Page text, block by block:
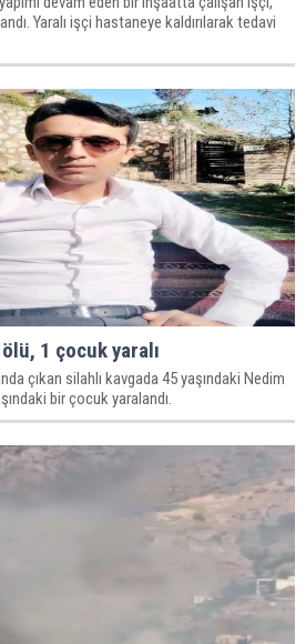
Yaralı işçi hastaneye kaldırılarak tedavi
1 çocuk yaralı
çıkan silahlı kavgada 45 yaşındaki Nedim
bir çocuk yaralandı.